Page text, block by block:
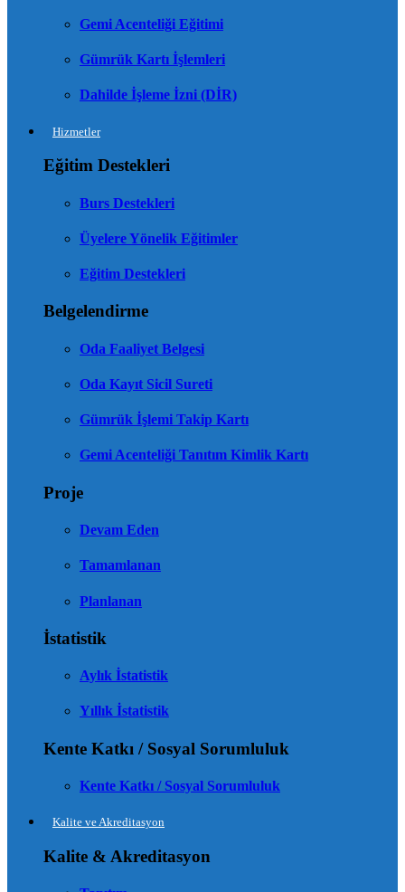
Gemi Acenteliği Eğitimi
Gümrük Kartı İşlemleri
Dahilde İşleme İzni (DİR)
Hizmetler
Eğitim Destekleri
Burs Destekleri
Üyelere Yönelik Eğitimler
Eğitim Destekleri
Belgelendirme
Oda Faaliyet Belgesi
Oda Kayıt Sicil Sureti
Gümrük İşlemi Takip Kartı
Gemi Acenteliği Tanıtım Kimlik Kartı
Proje
Devam Eden
Tamamlanan
Planlanan
İstatistik
Aylık İstatistik
Yıllık İstatistik
Kente Katkı / Sosyal Sorumluluk
Kente Katkı / Sosyal Sorumluluk
Kalite ve Akreditasyon
Kalite & Akreditasyon